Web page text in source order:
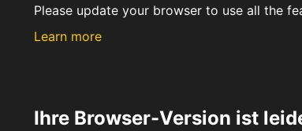
Please update your browser to use all the
Learn more
Ihre Browser-Version ist